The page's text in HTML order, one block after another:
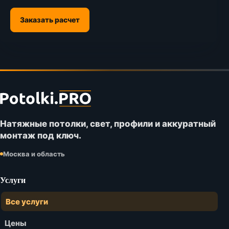
Заказать расчет
Футер
сайта
Potolki.PRO
Натяжные потолки, свет, профили и аккуратный
монтаж под ключ.
Москва и область
Услуги
Все услуги
Цены